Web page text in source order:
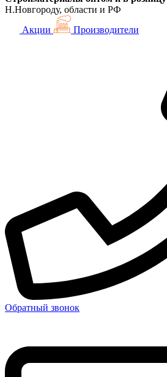
Н.Новгороду, области и РФ
Акции
Производители
Обратный звонок